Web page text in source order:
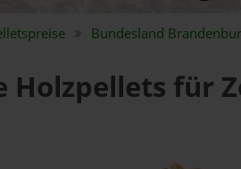
Bundesland
Holzpellets für